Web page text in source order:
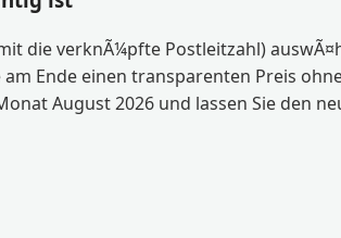
die verknÃ¼pfte Postleitzahl)
Ende einen transparenten Preis
August 2026 und lassen Sie den